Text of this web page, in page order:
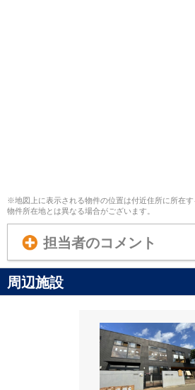
※地図上に表示される物件の位置は付近住所に所在
物件所在地とは異なる場合がございます。
担当者のコメント
周辺施設